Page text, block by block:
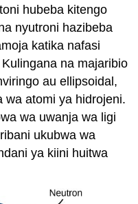
hubeba kitengo
nyutroni hazibeba
katika nafasi
na majaribio
au ellipsoidal,
wa atomi ya hidrojeni.
wa uwanja wa ligi
ukubwa wa
ya kiini huitwa